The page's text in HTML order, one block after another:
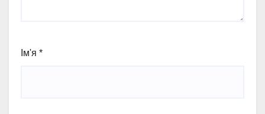
Ім'я *